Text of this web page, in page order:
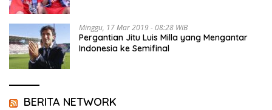
Minggu, 17 Mar 2019 - 08:28 WIB
Pergantian Jitu Luis Milla yang Mengantar
Indonesia ke Semifinal
BERITA NETWORK